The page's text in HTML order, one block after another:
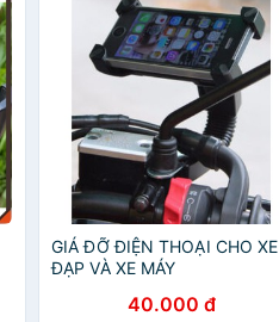
GIÁ ĐỠ ĐIỆN THOẠI CHO XE
ĐẠP VÀ XE MÁY
40.000 đ